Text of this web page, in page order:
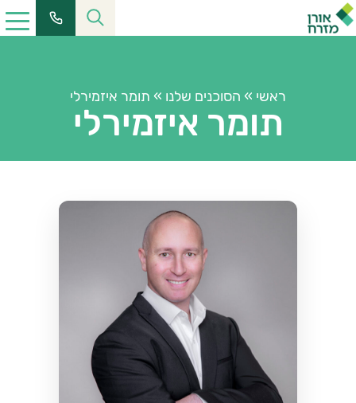
ראשי » הסוכנים שלנו » תומר איזמירלי
תומר איזמירלי